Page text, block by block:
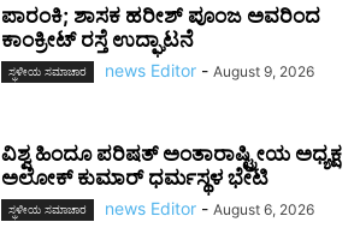
ಪಾರಂಕಿ; ಶಾಸಕ ಹರೀಶ್ ಪೂಂಜ ಅವರಿಂದ
ಕಾಂಕ್ರೀಟ್ ರಸ್ತೆ ಉದ್ಘಾಟನೆ
ಸ್ಥಳೀಯ ಸಮಾಚಾರ news Editor - August 9, 2026
ವಿಶ್ವ ಹಿಂದೂ ಪರಿಷತ್ ಅಂತಾರಾಷ್ಟ್ರೀಯ ಅಧ್ಯಕ್ಷ
ಅಲೋಕ್ ಕುಮಾರ್ ಧರ್ಮಸ್ಥಳ ಭೇಟಿ
ಸ್ಥಳೀಯ ಸಮಾಚಾರ news Editor - August 6, 2026